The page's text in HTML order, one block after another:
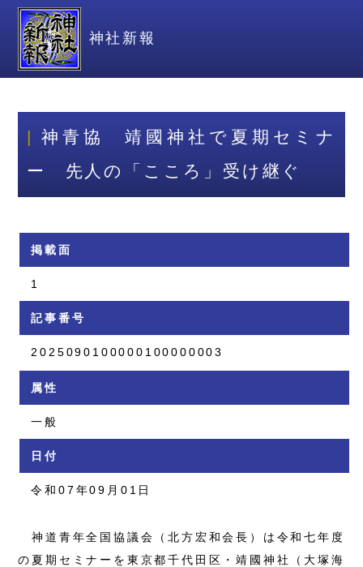
神社新報
神青協 靖國神社で夏期セミナ
ー 先人の「こころ」受け継ぐ
掲載面
1
記事番号
2025090100000100000003
属性
一般
日付
令和07年09月01日
神道青年全国協議会（北方宏和会長）は令和七年度
の夏期セミナーを東京都千代田区・靖國神社（大塚海